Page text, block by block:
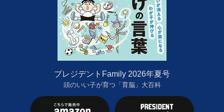
プレジデントFamily 2026年夏号
頭のいい子が育つ「育脳」大百科